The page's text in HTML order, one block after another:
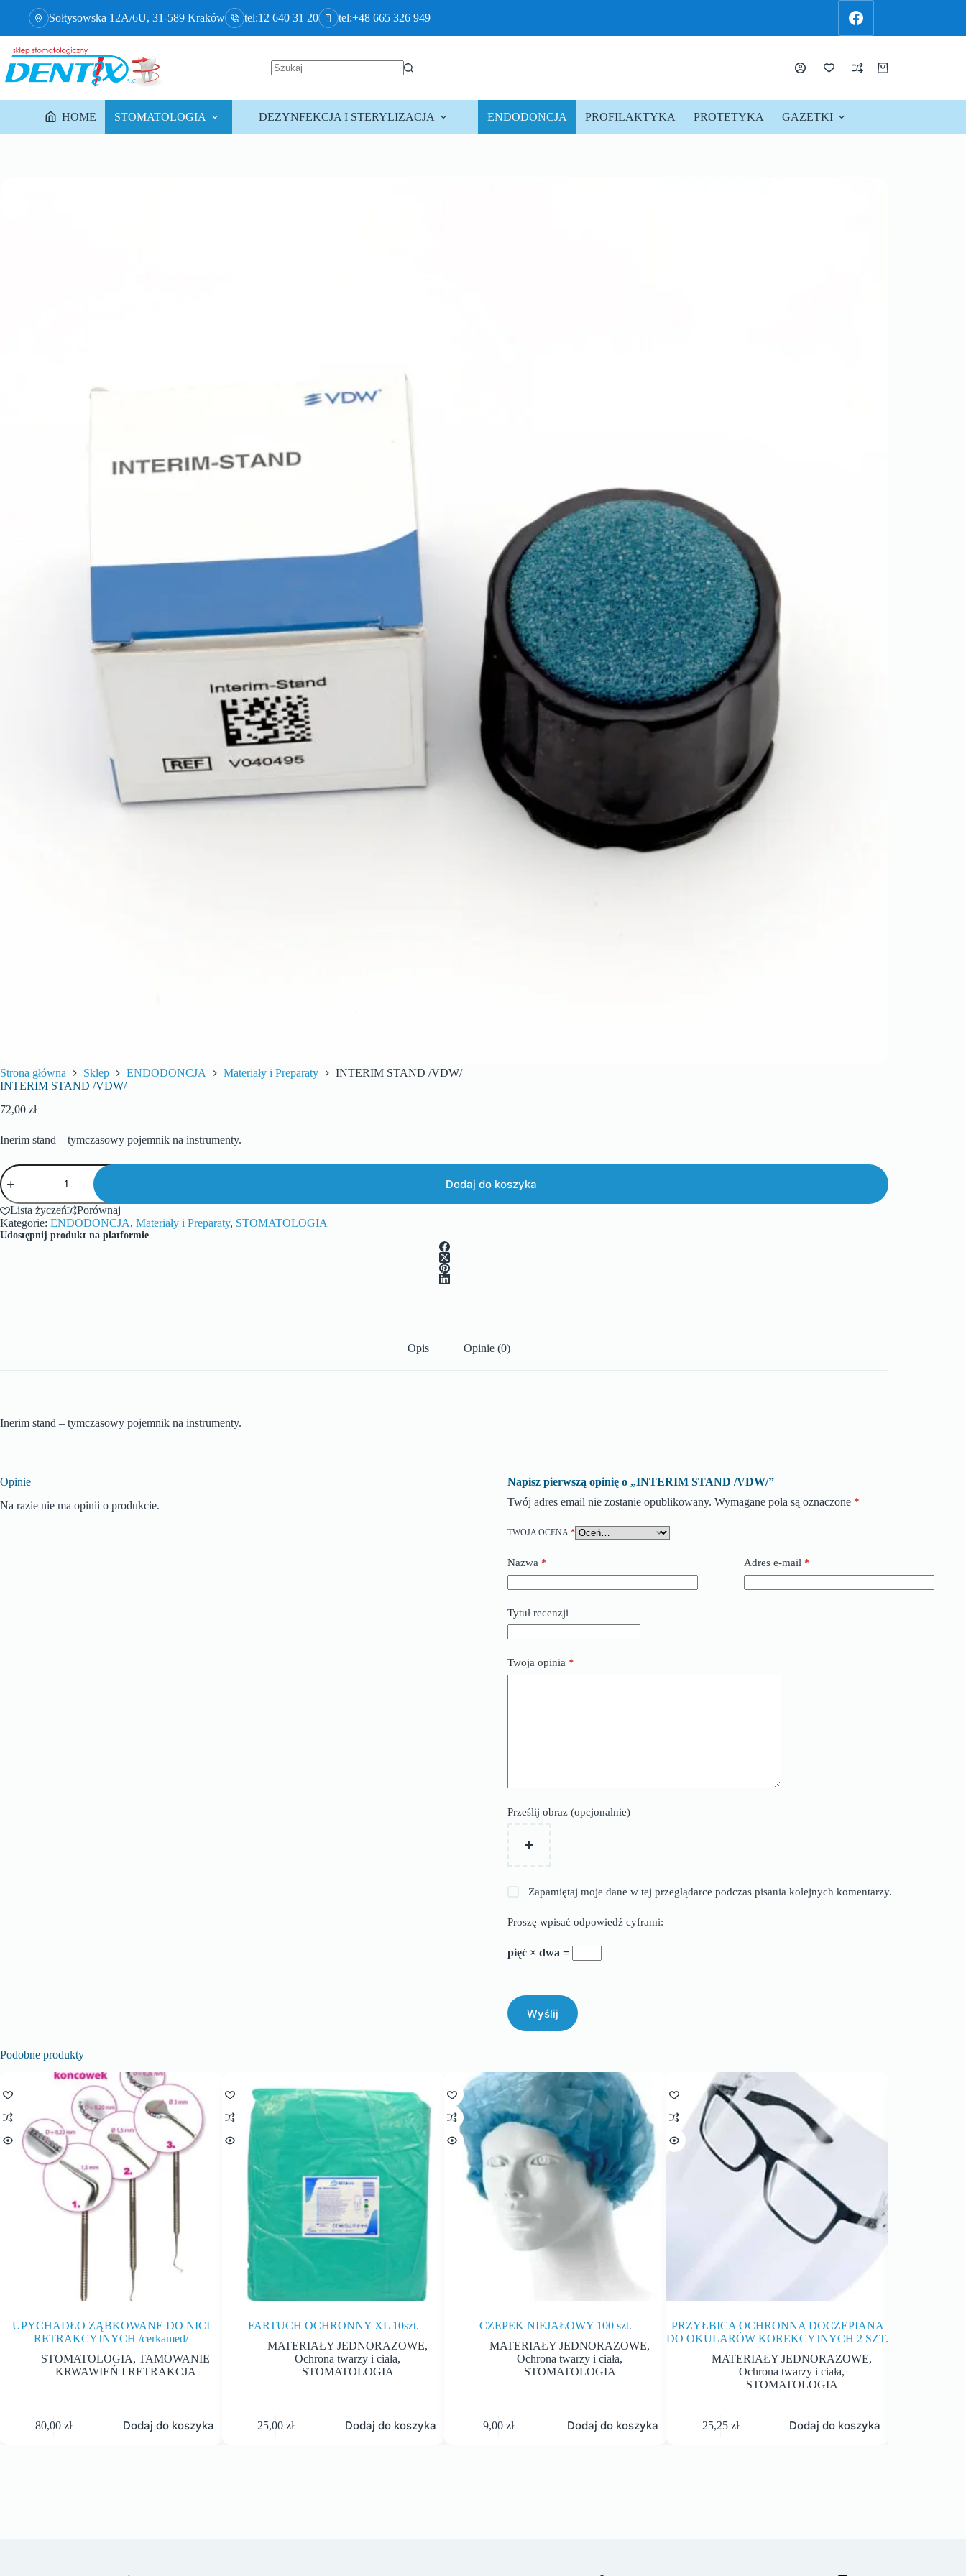
Sołtysowska 12A/6U, 31-589 Kraków tel:12 640 31 20 tel:+48 665 326 949
HOME STOMATOLOGIA DEZYNFEKCJA I STERYLIZACJA ENDODONCJA PROFILAKTYKA PROTETYKA GAZETKI
Strona główna Sklep ENDODONCJA Materiały i Preparaty
INTERIM STAND /VDW/
INTERIM STAND /VDW/
72,00 zł
Inerim stand – tymczasowy pojemnik na instrumenty.
Dodaj do koszyka
Lista życzeń
Porównaj
Kategorie: ENDODONCJA, Materiały i Preparaty, STOMATOLOGIA
Udostępnij produkt na platformie
Opis Opinie (0)
Inerim stand – tymczasowy pojemnik na instrumenty.
Opinie
Na razie nie ma opinii o produkcie.
Napisz pierwszą opinię o „INTERIM STAND /VDW/”
Twój adres email nie zostanie opublikowany. Wymagane pola są oznaczone *
TWOJA OCENA *
Nazwa * Adres e-mail *
Tytuł recenzji
Twoja opinia *
Prześlij obraz (opcjonalnie)
Zapamiętaj moje dane w tej przeglądarce podczas pisania kolejnych komentarzy.
Proszę wpisać odpowiedź cyframi:
pięć × dwa =
Wyślij
Podobne produkty
UPYCHADŁO ZĄBKOWANE DO NICI
RETRAKCYJNYCH /cerkamed/
STOMATOLOGIA,TAMOWANIE
KRWAWIEŃ I RETRAKCJA
80,00zł Dodaj do koszyka
FARTUCH OCHRONNY XL 10szt.
MATERIAŁY JEDNORAZOWE,
Ochrona twarzy i ciała,
STOMATOLOGIA
25,00zł Dodaj do koszyka
CZEPEK NIEJAŁOWY 100 szt.
MATERIAŁY JEDNORAZOWE,
Ochrona twarzy i ciała,
STOMATOLOGIA
9,00 zł Dodaj do koszyka
PRZYŁBICA OCHRONNA DOCZEPIANA
DO OKULARÓW KOREKCYJNYCH 2 SZT.
MATERIAŁY JEDNORAZOWE,
Ochrona twarzy i ciała,
STOMATOLOGIA
25,25 zł Dodaj do koszyka